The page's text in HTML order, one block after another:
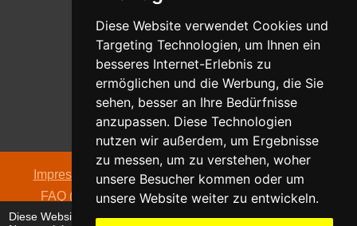
Diese Website verwendet Cookies, um Ihr
Diese Website verwendet Cookies und
Targeting Technologien, um Ihnen ein
besseres Internet-Erlebnis zu
ermöglichen und die Werbung, die Sie
sehen, besser an Ihre Bedürfnisse
anzupassen. Diese Technologien
nutzen wir außerdem, um Ergebnisse
zu messen, um zu verstehen, woher
unsere Besucher kommen oder um
unsere Website weiter zu entwickeln.
Adresse
Oldentruper Straße 104
33604 Bielefeld
Impressum |Datenschutzerklärung|AGB|Kontakt
FAQ (häufig gestellte Fragen)|Hinweispflicht zur
Batterieentsorgung